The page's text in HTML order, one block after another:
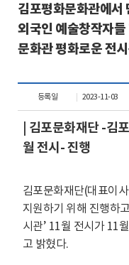
김포평화문화관에서
외국인 예술창작자
문화관 평화로운 전
등록일 2023-11-03
| 김포문화재단 -김
월 전시- 진행
김포문화재단(대표이
지원하기 위해 진행하
시관’ 11월 전시가 11
고 밝혔다.